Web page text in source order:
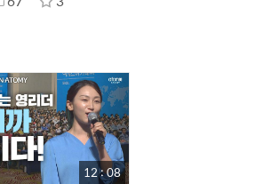
12 : 08